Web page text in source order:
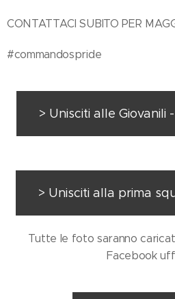
CONTATTACI SUBITO PER
#commandospride
> Unisciti alle Giovanili
> Unisciti alla prima
Tutte le foto saranno
Facebook